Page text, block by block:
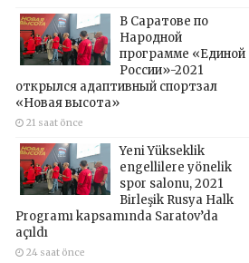
В Саратове по
Народной
программе «Единой
России»-2021
открылся адаптивный спортзал
«Новая высота»
21 saat önce
Yeni Yükseklik
engellilere yönelik
spor salonu, 2021
Birleşik Rusya Halk
Programı kapsamında Saratov’da
açıldı
24 saat önce